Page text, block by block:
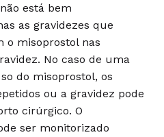
está bem
as gravidezes que
o misoprostol nas
No caso de uma
do misoprostol, os
ou a gravidez pode
cirúrgico. O
ser monitorizado